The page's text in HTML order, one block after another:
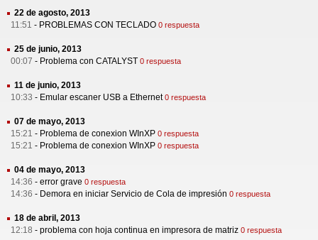
22 de agosto, 2013
11:51 - PROBLEMAS CON TECLADO 0 respuesta
25 de junio, 2013
00:07 - Problema con CATALYST 0 respuesta
11 de junio, 2013
10:33 - Emular escaner USB a Ethernet 0 respuesta
07 de mayo, 2013
15:21 - Problema de conexion WInXP 0 respuesta
15:21 - Problema de conexion WInXP 0 respuesta
04 de mayo, 2013
14:36 - error grave 0 respuesta
14:36 - Demora en iniciar Servicio de Cola de impresión 0 respuesta
18 de abril, 2013
12:18 - problema con hoja continua en impresora de matriz 0 respuesta